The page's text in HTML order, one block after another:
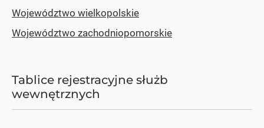
Województwo wielkopolskie
Województwo zachodniopomorskie
Tablice rejestracyjne służb
wewnętrznych